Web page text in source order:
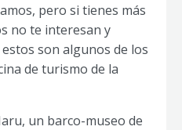
pero si tienes más
no te interesan y
son algunos de los
de turismo de la
un barco-museo de